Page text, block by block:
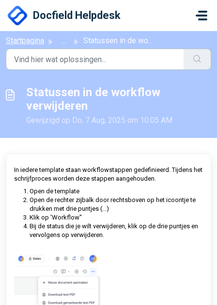
Doorgaan naar hoofdinhoud
Docfield Helpdesk
Startpagina ... Statussen in de workflow verwijderen
Statussen in de workflow
verwijderen
Gewijzigd op Do, 7 Aug, 2025 om 10:05 AM
In iedere template staan workflowstappen gedefinieerd. Tijdens het
schrijfproces worden deze stappen aangehouden.
Open de template
Open de rechter zijbalk door rechtsboven op het icoontje te
drukken met drie puntjes (...)
Klik op 'Workflow''
Bij de status die je wilt verwijderen, klik op de drie puntjes en
vervolgens op verwijderen.